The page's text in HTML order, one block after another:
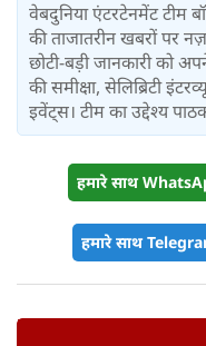
वेबदुनिया एंटरटेनमेंट टीम
की ताजातरीन खबरों पर
छोटी-बड़ी जानकारी को
की समीक्षा, सेलिब्रिटी
इवेंट्स। टीम का उद्देश्य
हमारे साथ
हमारे साथ